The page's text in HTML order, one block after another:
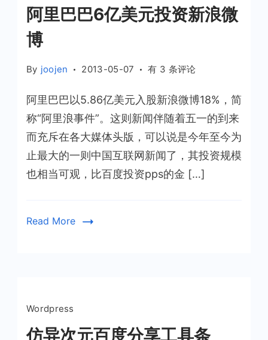
阿里巴巴6亿美元投资新浪微
博
By joojen 2013-05-07
阿
巴
巴
6
亿
美
元
有 3 条评论
阿里巴巴以5.86亿美元入股新浪微博18%，简
称“阿里浪事件”。这则新闻伴随着五一的到来
而充斥在各大媒体头版，可以说是今年至今为
止最大的一则中国互联网新闻了，其投资规模
也相当可观，比百度投资pps的金 […]
Read More
Wordpress
仿异次元百度分享工具条